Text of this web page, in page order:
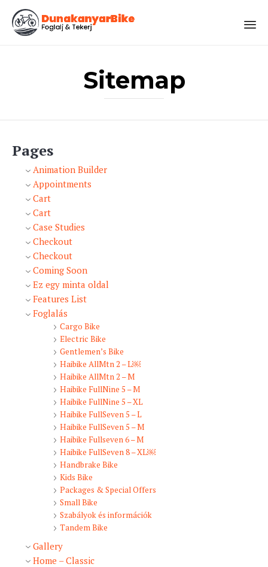
Sitemap
Pages
Animation Builder
Appointments
Cart
Cart
Case Studies
Checkout
Checkout
Coming Soon
Ez egy minta oldal
Features List
Foglalás
Cargo Bike
Electric Bike
Gentlemen’s Bike
Haibike AllMtn 2 – L￼
Haibike AllMtn 2 – M
Haibike FullNine 5 – M
Haibike FullNine 5 – XL
Haibike FullSeven 5 – L
Haibike FullSeven 5 – M
Haibike Fullseven 6 – M
Haibike FullSeven 8 – XL￼
Handbrake Bike
Kids Bike
Packages & Special Offers
Small Bike
Szabályok és információk
Tandem Bike
Gallery
Home – Classic